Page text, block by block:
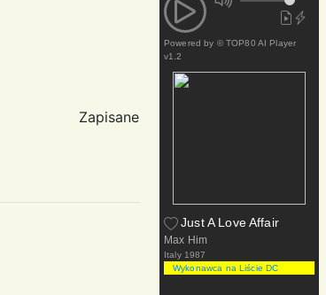
Zapisane
Powered by © TOP80 AI Player
v1.2
Just A Love Affair
Max Him
Italy 1987
Wykonawca na Liście DC